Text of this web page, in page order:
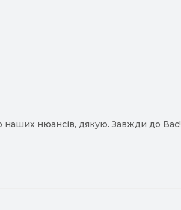
наших нюансів, дякую. Завжди до Вас!